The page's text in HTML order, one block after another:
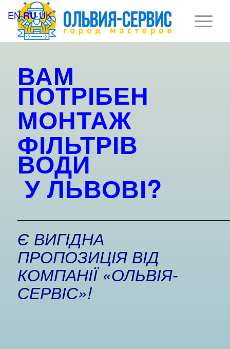
ВАМ
ПОТРІБЕН
МОНТАЖ
ФІЛЬТРІВ
ВОДИ
УЛЬВОВІ?
Є ВИГІДНА
ПРОПОЗИЦІЯ ВІД
КОМПАНІЇ «ОЛЬВІЯ-
СЕРВІС»!
ENRUUK